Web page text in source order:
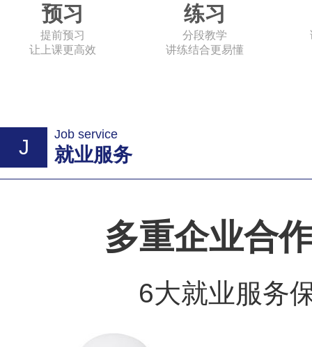
预习
提前预习
让上课更高效
练习
分段教学
讲练结合更易懂
J
Job service
就业服务
多重企业合
6大就业服务